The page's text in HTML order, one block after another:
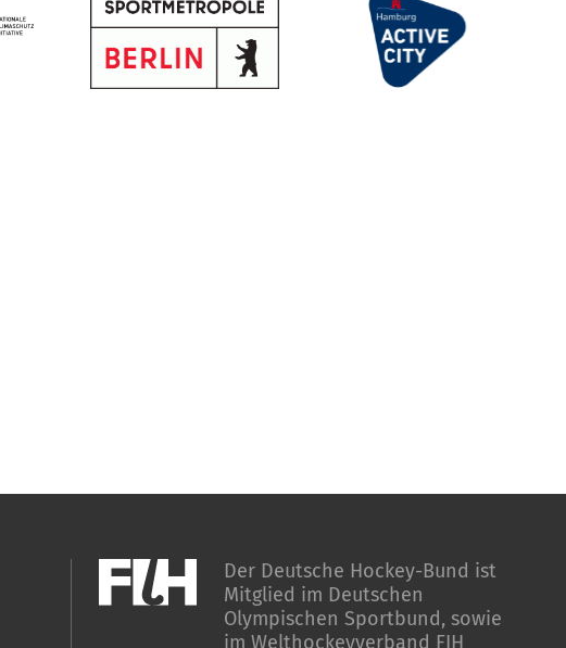
Der Deutsche Hockey-Bund ist
Mitglied im Deutschen
Olympischen Sportbund, sowie
im Welthockeyverband FIH